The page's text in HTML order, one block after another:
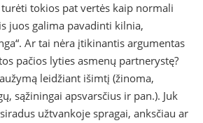
tokios pat vertės kaip normali
juos galima pavadinti kilnia,
Ar tai nėra įtikinantis argumentas
pačios lyties asmenų partnerystę?
leidžiant išimtį (žinoma,
sąžiningai apsvarsčius ir pan.). Juk
užtvankoje spragai, anksčiau ar